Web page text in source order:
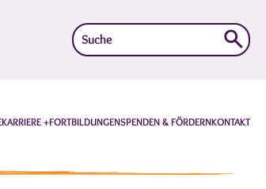
Suche
nach:
KARRIERE FORTBILDUNGENSPENDEN & FÖRDERNKONTAKT